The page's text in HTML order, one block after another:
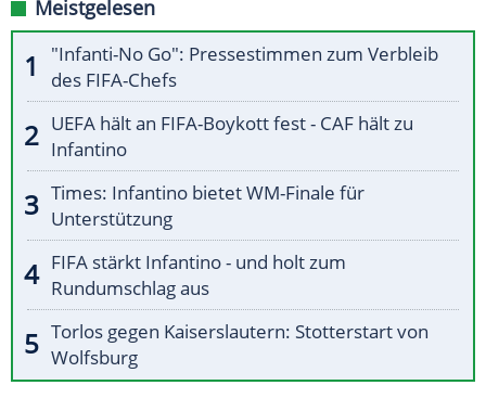
Meistgelesen
"Infanti-No Go": Pressestimmen zum Verbleib
des FIFA-Chefs
UEFA hält an FIFA-Boykott fest - CAF hält zu
Infantino
Times: Infantino bietet WM-Finale für
Unterstützung
FIFA stärkt Infantino - und holt zum
Rundumschlag aus
Torlos gegen Kaiserslautern: Stotterstart von
Wolfsburg